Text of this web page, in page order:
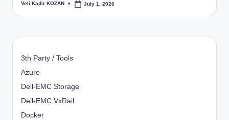
Posted
Veli Kadir KOZAN July 1, 2026
3th Party / Tools
Azure
Dell-EMC Storage
Dell-EMC VxRail
Docker